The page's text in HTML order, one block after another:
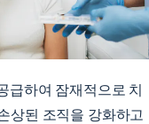
급하여 잠재적으로 치
상된 조직을 강화하고